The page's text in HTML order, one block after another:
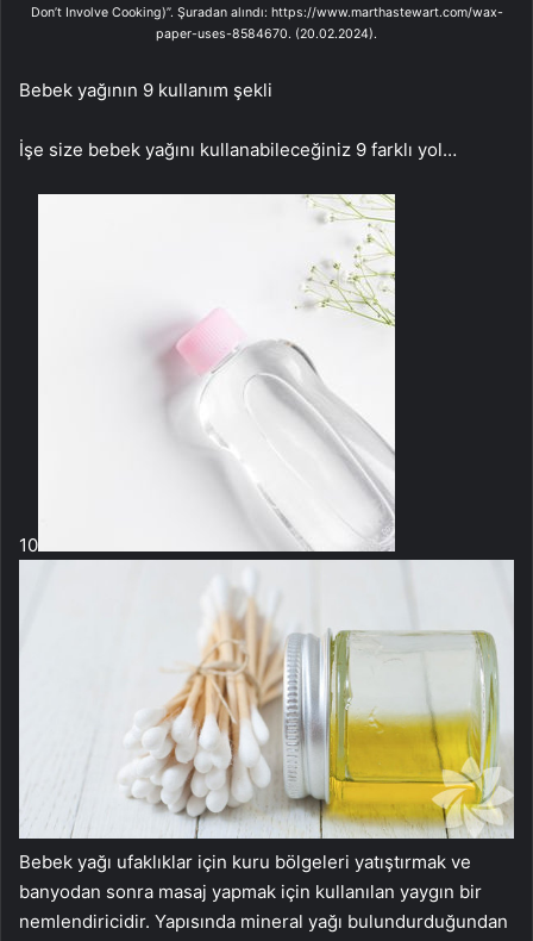
Don’t Involve Cooking)”. Şuradan alındı: https://www.marthastewart.com/wax-
paper-uses-8584670. (20.02.2024).
Bebek yağının 9 kullanım şekli
İşe size bebek yağını kullanabileceğiniz 9 farklı yol…
10
Bebek yağı ufaklıklar için kuru bölgeleri yatıştırmak ve
banyodan sonra masaj yapmak için kullanılan yaygın bir
nemlendiricidir. Yapısında mineral yağı bulundurduğundan